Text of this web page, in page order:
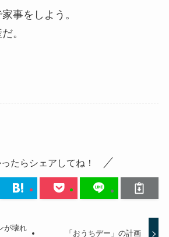
事をしよう。
。
たらシェアしてね！
が壊れ
「おうちデー」の計画